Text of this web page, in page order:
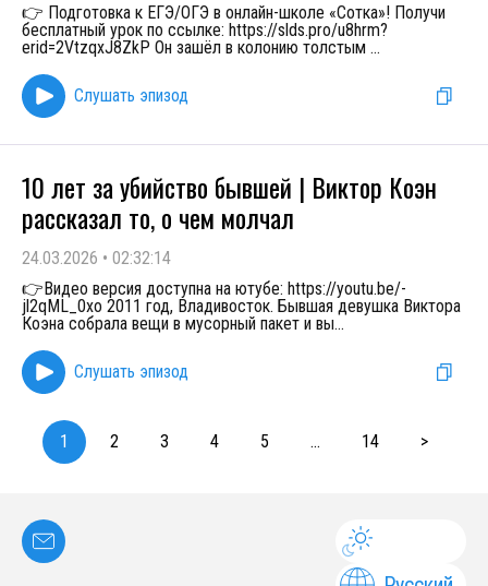
👉 Подготовка к ЕГЭ/ОГЭ в онлайн-школе «Сотка»! Получи
бесплатный урок по ссылке: https://slds.pro/u8hrm?
erid=2VtzqxJ8ZkP Он зашёл в колонию толстым ...
Слушать эпизод
10 лет за убийство бывшей | Виктор Коэн
рассказал то, о чем молчал
24.03.2026 • 02:32:14
👉Видео версия доступна на ютубе: https://youtu.be/-
jl2qML_0xo 2011 год, Владивосток. Бывшая девушка Виктора
Коэна собрала вещи в мусорный пакет и вы...
Слушать эпизод
1 2 3 4 5 ... 14 >